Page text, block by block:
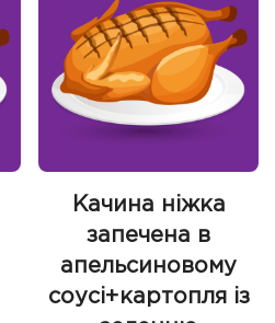
Качина ніжка
запечена в
апельсиновому
соусі+картопля із